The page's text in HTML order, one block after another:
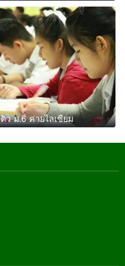
ติว ม.6 ค่ายไลเซียม